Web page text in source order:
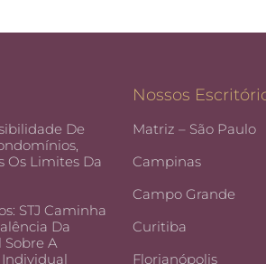
De
Os Limites Da
STJ Caminha
Da
Sobre A
Nossos
Matriz – São Paulo
Campinas
Campo Grande
Curitiba
Florianópolis